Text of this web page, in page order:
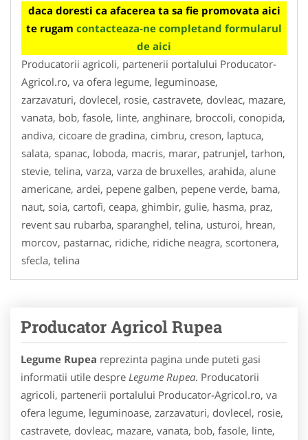
daca doresti ca afacerea ta sa fie promovata aici
te rugam contacteaza-ne completand formularul
de aici
Producatorii agricoli, partenerii portalului Producator-
Agricol.ro, va ofera legume, leguminoase,
zarzavaturi, dovlecel, rosie, castravete, dovleac, mazare,
vanata, bob, fasole, linte, anghinare, broccoli, conopida,
andiva, cicoare de gradina, cimbru, creson, laptuca,
salata, spanac, loboda, macris, marar, patrunjel, tarhon,
stevie, telina, varza, varza de bruxelles, arahida, alune
americane, ardei, pepene galben, pepene verde, bama,
naut, soia, cartofi, ceapa, ghimbir, gulie, hasma, praz,
revent sau rubarba, sparanghel, telina, usturoi, hrean,
morcov, pastarnac, ridiche, ridiche neagra, scortonera,
sfecla, telina
Producator Agricol Rupea
Legume Rupea reprezinta pagina unde puteti gasi
informatii utile despre Legume Rupea. Producatorii
agricoli, partenerii portalului Producator-Agricol.ro, va
ofera legume, leguminoase, zarzavaturi, dovlecel, rosie,
castravete, dovleac, mazare, vanata, bob, fasole, linte,